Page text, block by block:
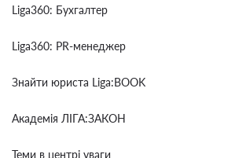
Liga360: Бухгалтер
Liga360: PR-менеджер
Знайти юриста Liga:BOOK
Академія ЛІГА:ЗАКОН
Теми в центрі уваги